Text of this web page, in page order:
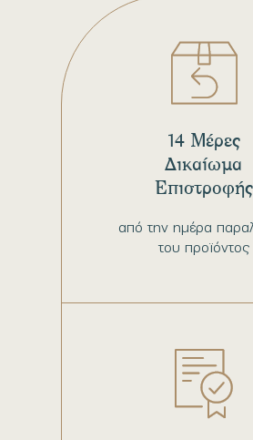
από την ημέρα
του προϊόντος
14 Μέρες
Δικαίωμα
Επιστροφής